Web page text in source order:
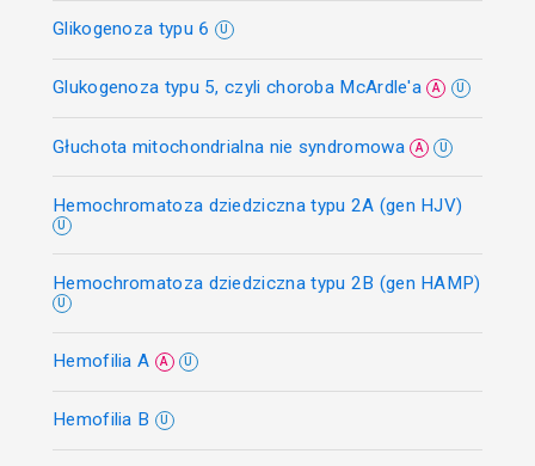
Glikogenoza typu 6 U
Glukogenoza typu 5, czyli choroba McArdle'a A U
Głuchota mitochondrialna nie syndromowa A U
Hemochromatoza dziedziczna typu 2A (gen HJV)
U
Hemochromatoza dziedziczna typu 2B (gen HAMP)
U
Hemofilia A A U
Hemofilia B U